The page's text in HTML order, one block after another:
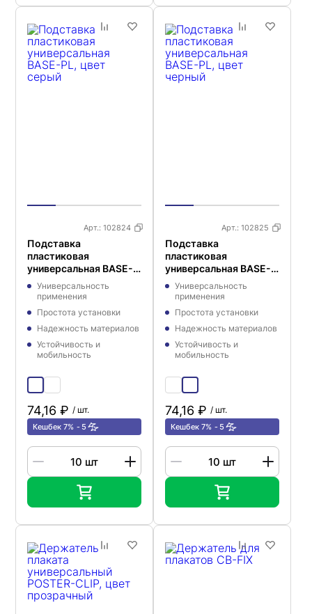
Арт.: 102824
Подставка
пластиковая
универсальная BASE-
PL, цвет серый
Универсальность
применения
Простота установки
Надежность материалов
Устойчивость и
мобильность
74,16 ₽ / шт.
Кешбек 7% 5
Арт.: 102825
Подставка
пластиковая
универсальная BASE-
PL, цвет черный
Универсальность
применения
Простота установки
Надежность материалов
Устойчивость и
мобильность
74,16 ₽ / шт.
Кешбек 7% 5